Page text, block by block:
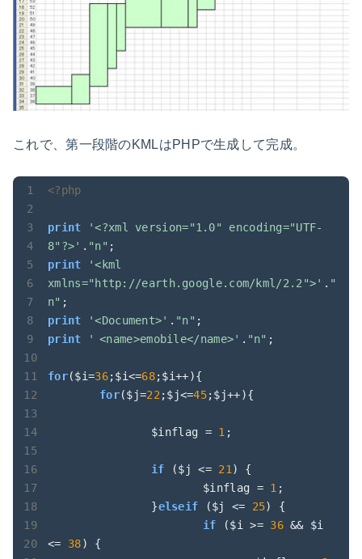
これで、第一段階のKMLはPHPで生成して完成。
<?php
print
'<?xml version="1.0" encoding="UTF-
8"?>' . "n"
print
'<kml
xmlns="http://earth.google.com/kml/2.2">' . "
n"
print
'<Document>' . "n"
print
'	<name>emobile</name>' . "n" ;
for($i=36;$i<=68;$i++){
for($j=22 ;$j<=45;$j++){
		$inflag =
1 ;
if ($j <= 21 ) {
			$inflag =
1 ;
		}
elseif ($j <= 25) {
if ($i >= 36 && $i
<= 38) {